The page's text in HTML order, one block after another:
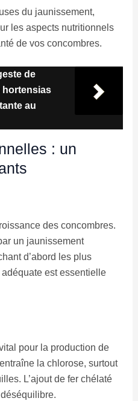
du jaunissement,
les aspects nutritionnels
de vos concombres.
de
hortensias
au
: un
des concombres.
un jaunissement
d’abord les plus
est essentielle
pour la production de
la chlorose, surtout
L’ajout de fer chélaté